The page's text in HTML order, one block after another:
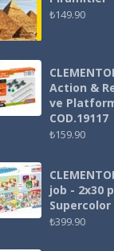
₺149.90
Action &
ve
COD.19117
₺159.90
job - 2x30
Supercolor
₺399.90